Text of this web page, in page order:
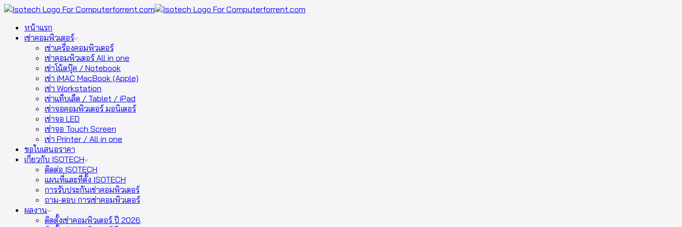
หน้าแรก
เช่าคอมพิวเตอร์
เช่าเครื่องคอมพิวเตอร์
เช่าคอมพิวเตอร์ All in one
เช่าโน้ตบุ๊ค / Notebook
เช่า iMAC MacBook (Apple)
เช่า Workstation
เช่าแท็บเล็ต / Tablet / iPad
เช่าจอคอมพิวเตอร์ มอนิเตอร์
เช่าจอ LED
เช่าจอ Touch Screen
เช่า Printer / All in one
ขอใบเสนอราคา
เกี่ยวกับ ISOTECH
ติดต่อ ISOTECH
แผนที่และที่ตั้ง ISOTECH
การรับประกันเช่าคอมพิวเตอร์
ถาม-ตอบ การเช่าคอมพิวเตอร์
ผลงาน
ติดตั้งเช่าคอมพิวเตอร์ ปี 2026